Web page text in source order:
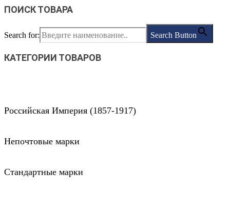
ПОИСК ТОВАРА
Search for: Search Button
КАТЕГОРИИ ТОВАРОВ
Российская Империя (1857-1917)
Непочтовые марки
Стандартные марки